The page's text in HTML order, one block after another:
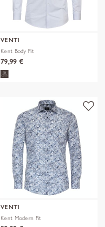
VENTI
Kent Body Fit
79,99 €
VENTI
Kent Modern Fit